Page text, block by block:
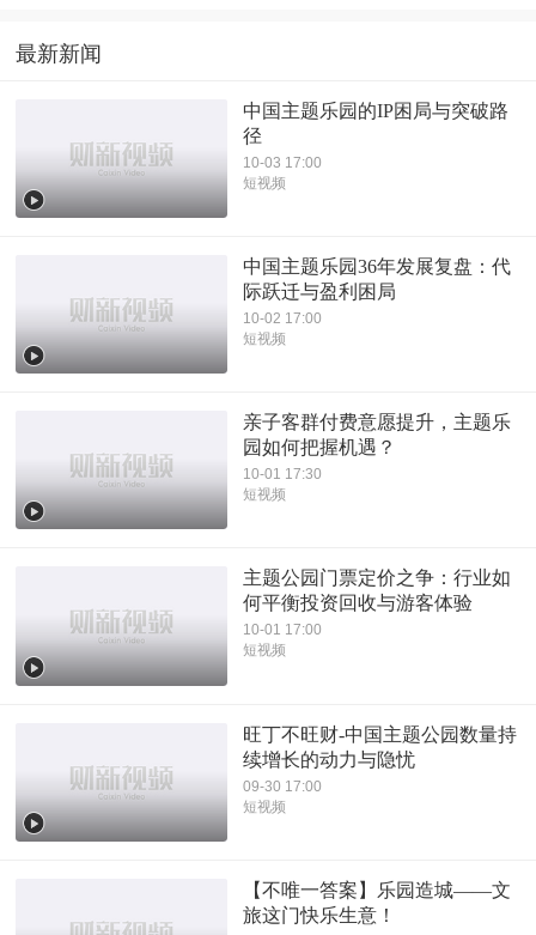
最新新闻
中国主题乐园的IP困局与突破路
径
10-03 17:00
短视频
中国主题乐园36年发展复盘：代
际跃迁与盈利困局
10-02 17:00
短视频
亲子客群付费意愿提升，主题乐
园如何把握机遇？
10-01 17:30
短视频
主题公园门票定价之争：行业如
何平衡投资回收与游客体验
10-01 17:00
短视频
旺丁不旺财-中国主题公园数量持
续增长的动力与隐忧
09-30 17:00
短视频
【不唯一答案】乐园造城——文
旅这门快乐生意！